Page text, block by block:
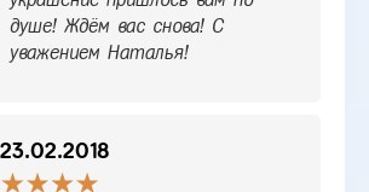
душе! Ждём вас снова! С
уважением Наталья!
23.02.2018